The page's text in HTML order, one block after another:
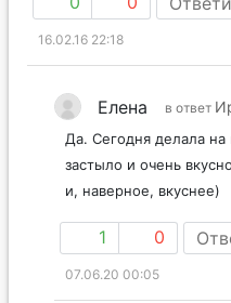
16.02.16 22:18
Елена в ответ
Да. Сегодня делала на
застыло и очень
и, наверное, вкуснее)
1 0
07.06.20 00:05